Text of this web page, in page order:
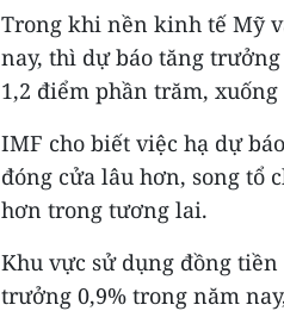
Trong khi nền kinh tế Mỹ
nay, thì dự báo tăng
1,2 điểm phần trăm, xuống
IMF cho biết việc hạ dự
đóng cửa lâu hơn, song tổ
hơn trong tương lai.
Khu vực sử dụng đồng
trưởng 0,9% trong năm